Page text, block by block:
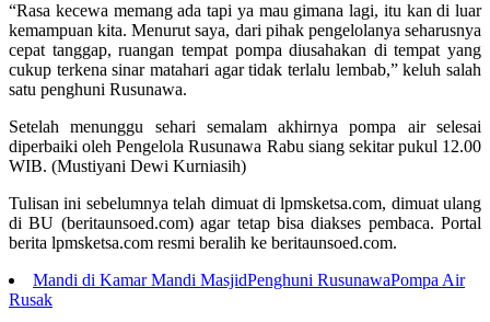
“Rasa kecewa memang ada tapi ya mau gimana lagi, itu kan di luar
kemampuan kita. Menurut saya, dari pihak pengelolanya seharusnya
cepat tanggap, ruangan tempat pompa diusahakan di tempat yang
cukup terkena sinar matahari agar tidak terlalu lembab,” keluh salah
satu penghuni Rusunawa.
Setelah menunggu sehari semalam akhirnya pompa air selesai
diperbaiki oleh Pengelola Rusunawa Rabu siang sekitar pukul 12.00
WIB. (Mustiyani Dewi Kurniasih)
Tulisan ini sebelumnya telah dimuat di lpmsketsa.com, dimuat ulang
di BU (beritaunsoed.com) agar tetap bisa diakses pembaca. Portal
berita lpmsketsa.com resmi beralih ke beritaunsoed.com.
Mandi di Kamar Mandi MasjidPenghuni RusunawaPompa Air
Rusak